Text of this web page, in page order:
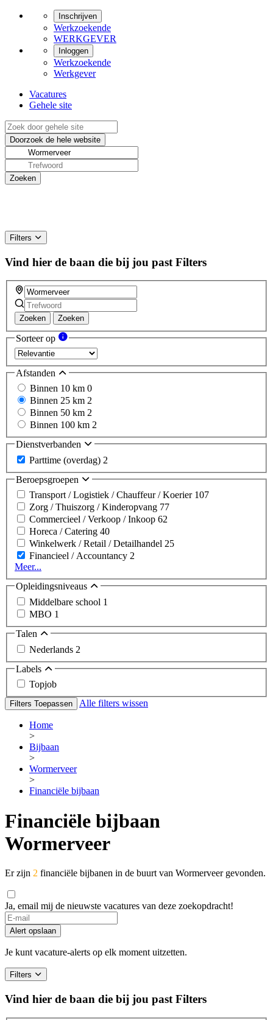
Inschrijven
Werkzoekende
WERKGEVER
Inloggen
Werkzoekende
Werkgever
Vacatures
Gehele site
Filters
Vind hier de baan die bij jou past Filters
Zoeken Zoeken
Sorteer op
Afstanden
Binnen 10 km 0
Binnen 25 km 2
Binnen 50 km 2
Binnen 100 km 2
Dienstverbanden
Parttime (overdag) 2
Beroepsgroepen
Transport / Logistiek / Chauffeur / Koerier 107
Zorg / Thuiszorg / Kinderopvang 77
Commercieel / Verkoop / Inkoop 62
Horeca / Catering 40
Winkelwerk / Retail / Detailhandel 25
Financieel / Accountancy 2
Meer...
Opleidingsniveaus
Middelbare school 1
MBO 1
Talen
Nederlands 2
Labels
Topjob
Filters Toepassen Alle filters wissen
Home
>
Bijbaan
>
Wormerveer
>
Financiële bijbaan
Financiële bijbaan
Wormerveer
Er zijn 2 financiële bijbanen in de buurt van Wormerveer gevonden.
Ja, email mij de nieuwste vacatures van deze zoekopdracht!
Alert opslaan
Je kunt vacature-alerts op elk moment uitzetten.
Filters
Vind hier de baan die bij jou past Filters